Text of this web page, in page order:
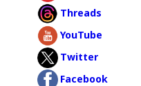
Threads
YouTube
Twitter
Facebook